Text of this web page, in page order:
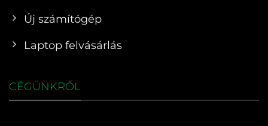
Új számítógép
Laptop felvásárlás
CÉGÜNKRŐL